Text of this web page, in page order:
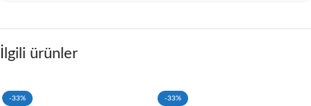
İlgili ürünler
-33% -33%